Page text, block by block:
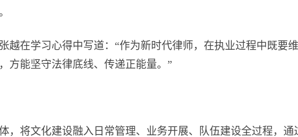
在学习心得中写道：“作为新时代律师，在执业过程中既要
方能坚守法律底线、传递正能量。”
将文化建设融入日常管理、业务开展、队伍建设全过程，通